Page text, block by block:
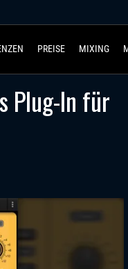
PREISE MIXING
Plug-In für